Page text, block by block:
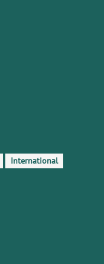
International